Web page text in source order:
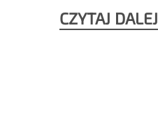
CZYTAJ DALEJ